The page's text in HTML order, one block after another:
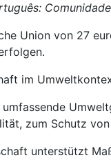
Union von 27
im
zum Schutz
unterstützt